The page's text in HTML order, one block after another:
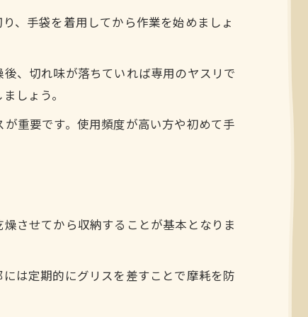
、手袋を着用してから作業を始めましょ
、切れ味が落ちていれば専用のヤスリで
しょう。
重要です。使用頻度が高い方や初めて手
させてから収納することが基本となりま
は定期的にグリスを差すことで摩耗を防